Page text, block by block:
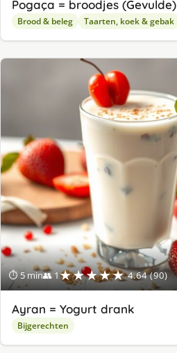
Pogaça = broodjes (Gevulde)
Brood & beleg Taarten, koek & gebak
⏱ 5 min👥 1★★★★★ 4.64 (90)
Ayran = Yogurt drank
Bijgerechten